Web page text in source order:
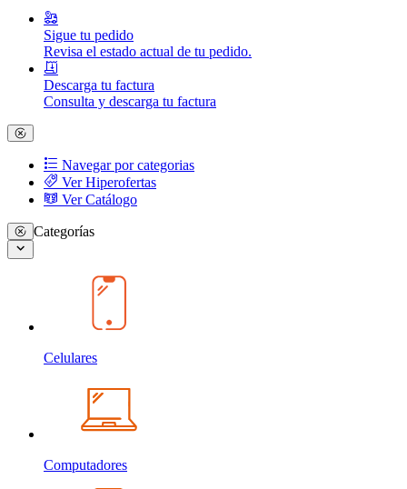
Sigue tu pedido
Revisa el estado actual de tu pedido.
Descarga tu factura
Consulta y descarga tu factura
Navegar por categorias
Ver Hiperofertas
Ver Catálogo
Categorías
Celulares
Computadores